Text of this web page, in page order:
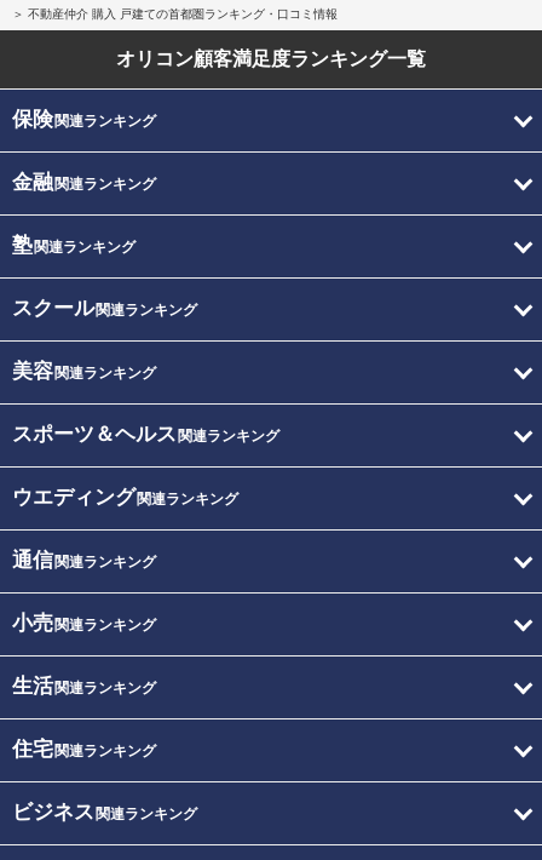
不動産仲介 購入 戸建ての首都圏ランキング・口コミ情報
オリコン顧客満足度ランキング一覧
保険関連ランキング
金融関連ランキング
塾関連ランキング
スクール関連ランキング
美容関連ランキング
スポーツ＆ヘルス 関連ランキング
ウエディング関連ランキング
通信関連ランキング
小売関連ランキング
生活関連ランキング
住宅関連ランキング
ビジネス 関連ランキング